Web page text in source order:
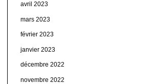
avril 2023
mars 2023
février 2023
janvier 2023
décembre 2022
novembre 2022